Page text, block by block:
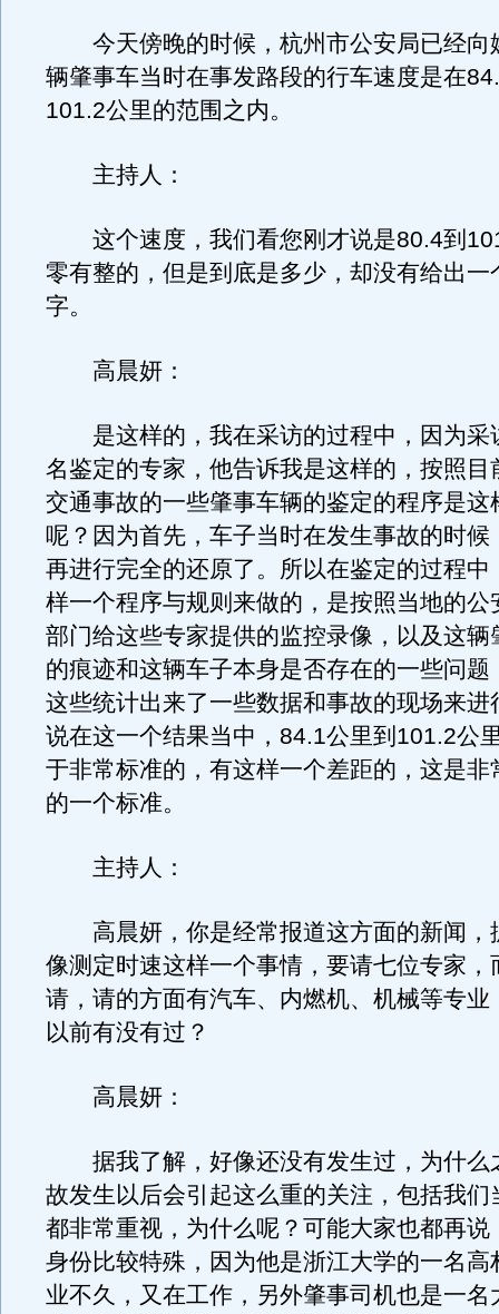
今天傍晚的时候，杭州市公安局已经向
辆肇事车当时在事发路段的行车速度是在
101.2公里的范围之内。
主持人：
这个速度，我们看您刚才说是80.4到
零有整的，但是到底是多少，却没有给出一
字。
高晨妍：
是这样的，我在采访的过程中，因为采
名鉴定的专家，他告诉我是这样的，按照目
交通事故的一些肇事车辆的鉴定的程序是这
呢？因为首先，车子当时在发生事故的时候
再进行完全的还原了。所以在鉴定的过程中
样一个程序与规则来做的，是按照当地的公
部门给这些专家提供的监控录像，以及这辆
的痕迹和这辆车子本身是否存在的一些问题
这些统计出来了一些数据和事故的现场来进
说在这一个结果当中，84.1公里到101.2公
于非常标准的，有这样一个差距的，这是非
的一个标准。
主持人：
高晨妍，你是经常报道这方面的新闻，
像测定时速这样一个事情，要请七位专家，
请，请的方面有汽车、内燃机、机械等专业
以前有没有过？
高晨妍：
据我了解，好像还没有发生过，为什么
故发生以后会引起这么重的关注，包括我们
都非常重视，为什么呢？可能大家也都再说
身份比较特殊，因为他是浙江大学的一名高
业不久，又在工作，另外肇事司机也是一名